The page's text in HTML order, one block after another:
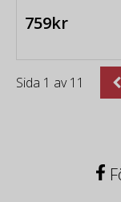
759kr
Sida 1 av11